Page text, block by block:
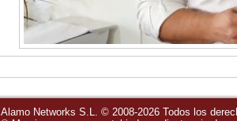
Alamo Networks S.L. © 2008-2026 Todos los